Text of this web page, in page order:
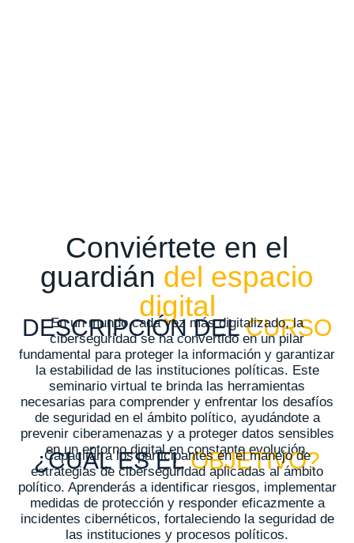
Conviértete en el
guardián del espacio
digital
DESCRIPCIÓN DELCURSO
En un mundo cada vez más digitalizado, la
ciberseguridad se ha convertido en un pilar
fundamental para proteger la información y garantizar
la estabilidad de las instituciones políticas. Este
seminario virtual te brinda las herramientas
necesarias para comprender y enfrentar los desafíos
de seguridad en el ámbito político, ayudándote a
prevenir ciberamenazas y a proteger datos sensibles
en un entorno digital en constante evolución.
¿CUÁL ES ELOBJETIVO?
Capacitar a los participantes en el manejo de
estrategias de ciberseguridad aplicadas al ámbito
político. Aprenderás a identificar riesgos, implementar
medidas de protección y responder eficazmente a
incidentes cibernéticos, fortaleciendo la seguridad de
las instituciones y procesos políticos.